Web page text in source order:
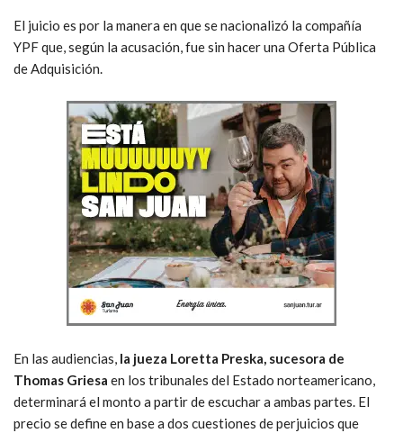
El juicio es por la manera en que se nacionalizó la compañía
YPF que, según la acusación, fue sin hacer una Oferta Pública
de Adquisición.
En las audiencias, la jueza Loretta Preska, sucesora de
Thomas Griesa en los tribunales del Estado norteamericano,
determinará el monto a partir de escuchar a ambas partes. El
precio se define en base a dos cuestiones de perjuicios que